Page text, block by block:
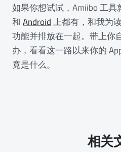
如果你想试试，Amiibo 工具
和Android上都有，和我为
功能并排放在一起。带上你
办，看看这一路以来你的
竟是什么。
相关